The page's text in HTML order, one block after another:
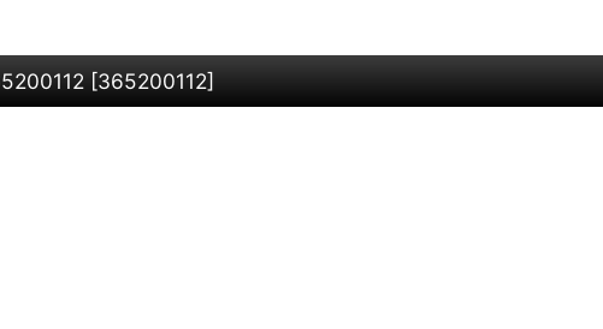
[365200112]